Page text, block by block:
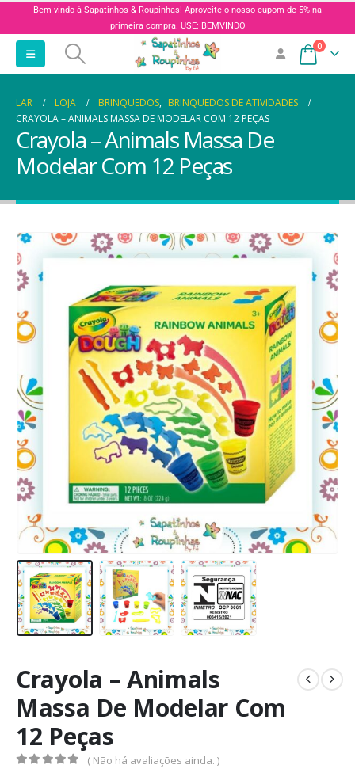
Bem vindo à Sapatinhos & Roupinhas! Aproveite o nosso cupom de 5% na
primeira compra. USE: BEMVINDO
0
LAR LOJA BRINQUEDOS, BRINQUEDOS DE ATIVIDADES
CRAYOLA – ANIMALS MASSA DE MODELAR COM 12 PEÇAS
Crayola – Animals Massa De
Modelar Com 12 Peças
Crayola – Animals
Massa De Modelar Com
12 Peças
( Não há avaliações ainda. )